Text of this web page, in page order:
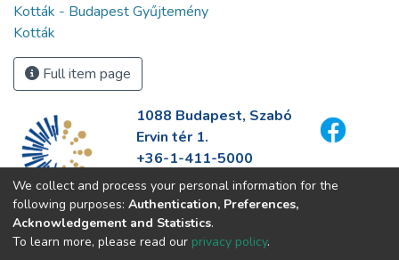
Kották - Budapest Gyűjtemény
Kották
Full item page
1088 Budapest, Szabó
Ervin tér 1.
+36-1-411-5000
info@fszek.hu
https://fszek.hu
We collect and process your personal information for the
following purposes: Authentication, Preferences,
Acknowledgement and Statistics.
To learn more, please read our privacy policy.